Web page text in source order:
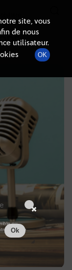
site, vous
de nous
utilisateur.
OK
ou
la fin de
Ok